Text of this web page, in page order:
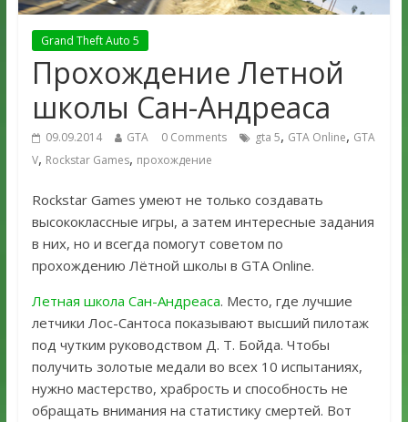
Grand Theft Auto 5
Прохождение Летной
школы Сан-Андреаса
09.09.2014 GTA 0 Comments gta 5, GTA Online, GTA
V, Rockstar Games, прохождение
Rockstar Games умеют не только создавать
высококлассные игры, а затем интересные задания
в них, но и всегда помогут советом по
прохождению Лётной школы в GTA Online.
Летная школа Сан-Андреаса. Место, где лучшие
летчики Лос-Сантоса показывают высший пилотаж
под чутким руководством Д. Т. Бойда. Чтобы
получить золотые медали во всех 10 испытаниях,
нужно мастерство, храбрость и способность не
обращать внимания на статистику смертей. Вот